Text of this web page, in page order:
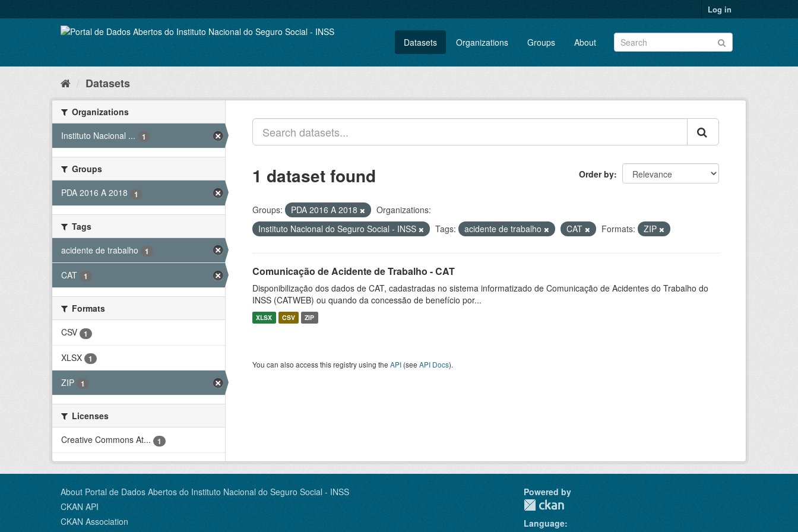
to
Log in
Datasets Organizations Groups About
Datasets
Organizations
Instituto Nacional ...
1
Groups
PDA 2016 A 2018
1
Tags
acidente de trabalho
1
CAT 1
Formats
CSV
1
XLSX 1
ZIP 1
Licenses
Creative Commons At...
1
Order by
1 dataset found
Groups: PDA 2016 A 2018
Organizations:
Instituto Nacional do Seguro Social - INSS
Tags: acidente de trabalho CAT Formats: ZIP
Comunicação de Acidente de Trabalho - CAT
Disponibilização dos dados de CAT, cadastradas no sistema informatizado de Comunicação de Acidentes do Trabalho do
INSS (CATWEB) ou quando da concessão de benefício por...
XLSX CSV ZIP
You can also access this registry using the API (see API Docs).
About Portal de Dados Abertos do Instituto Nacional do Seguro Social - INSS
CKAN API
CKAN Association
Powered by
Language